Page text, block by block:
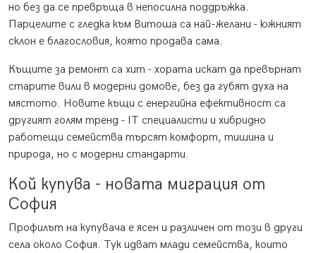
но без да се превръща в непосилна поддръжка.
Парцелите с гледка към Витоша са най-желани - южният
склон е благословия, която продава сама.
Къщите за ремонт са хит - хората искат да превърнат
старите вили в модерни домове, без да губят духа на
мястото. Новите къщи с енергийна ефективност са
другият голям тренд - IT специалисти и хибридно
работещи семейства търсят комфорт, тишина и
природа, но с модерни стандарти.
Кой купува - новата миграция от
София
Профилът на купувача е ясен и различен от този в други
села около София. Тук идват млади семейства, които